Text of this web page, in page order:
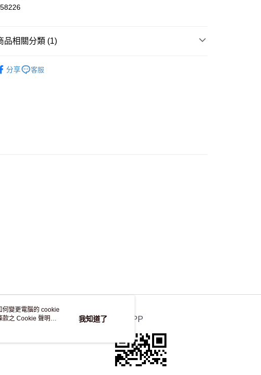
品相關分類 (1)
分享
客服
官方APP
何變更電腦的 cookie
款之 Cookie 聲明使
我知道了